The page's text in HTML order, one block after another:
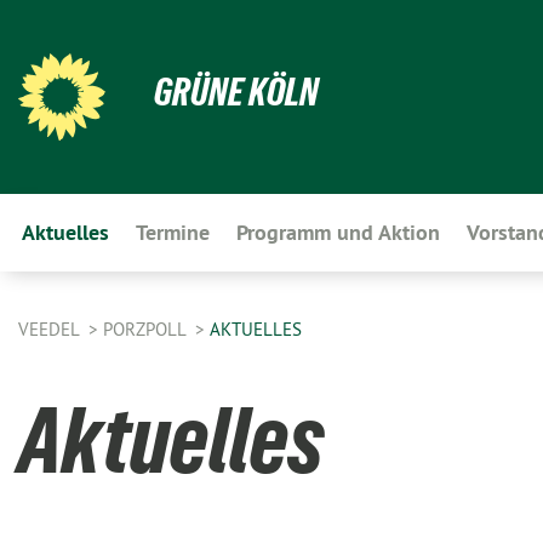
GRÜNE KÖLN
Aktuelles Termine Programm und Aktion
VEEDEL PORZPOLL AKTUELLES
Aktuelles